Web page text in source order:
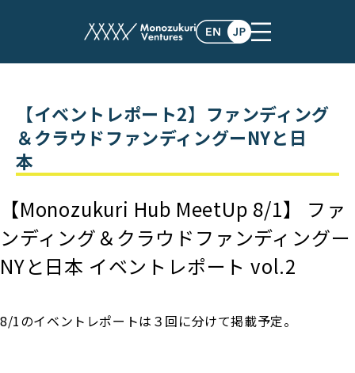
post
【イベントレポート2】ファンディング
＆クラウドファンディングーNYと日
本
【Monozukuri Hub MeetUp 8/1】 ファ
ンディング＆クラウドファンディングー
NYと日本 イベントレポート vol.2
8/1のイベントレポートは３回に分けて掲載予定。